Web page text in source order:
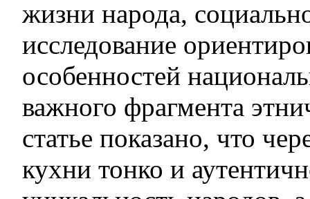
жизни народа,
исследование
особенностей
важного фрагмента
статье показано, что
кухни тонко и